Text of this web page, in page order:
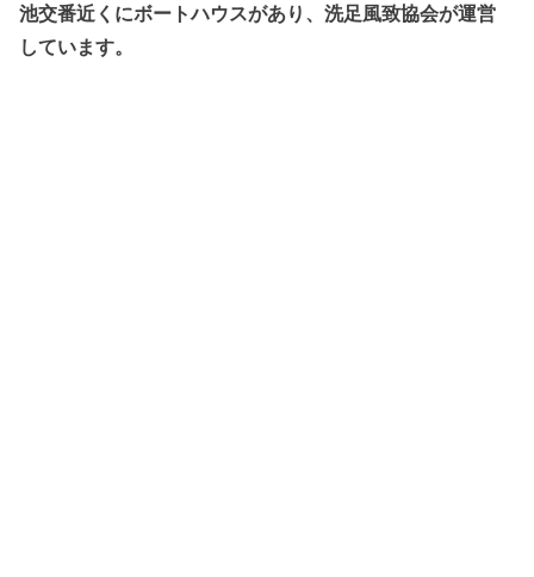
池交番近くにボートハウスがあり、洗足風致協会が運営
しています。